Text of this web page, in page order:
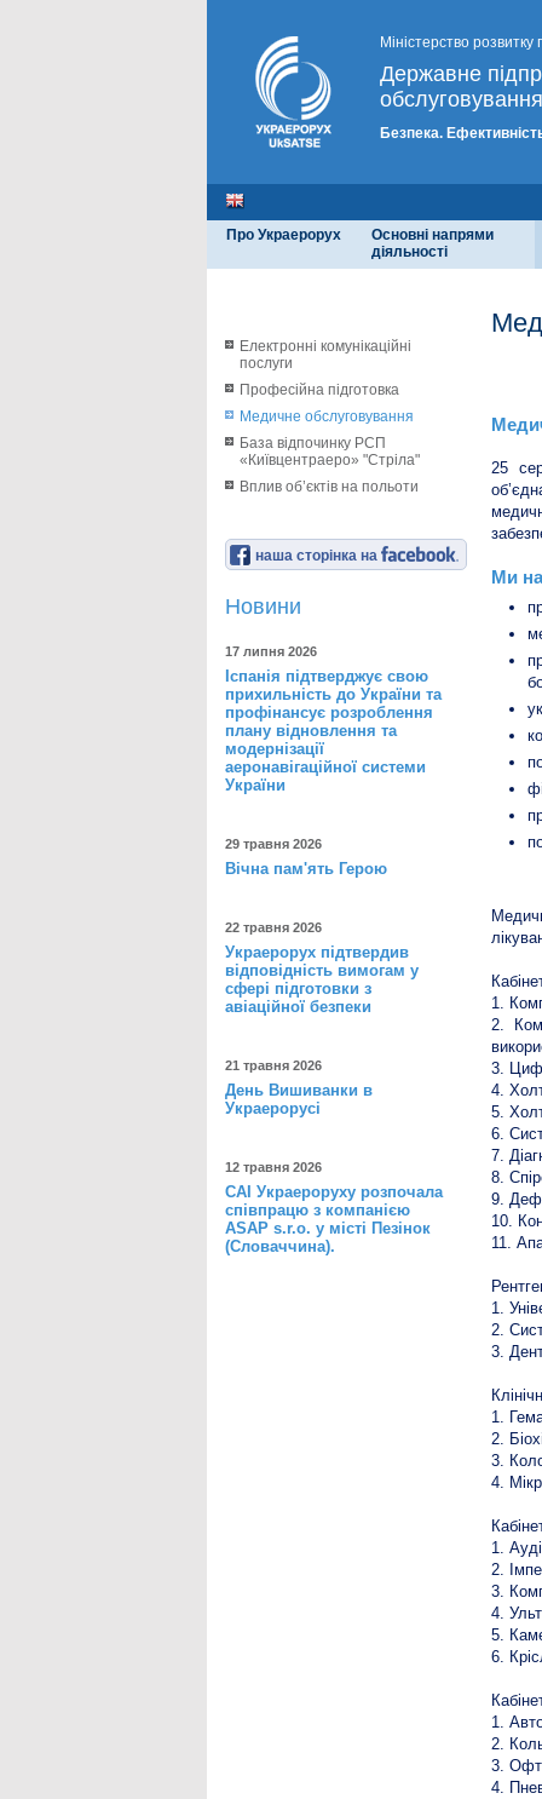
Міністерство
Державне
Безпека.
Про Украерорух
Основні напрями
діяльності
Електронні комунікаційні
послуги
Професійна підготовка
Медичне обслуговування
База відпочинку РСП
«Київцентраеро» "Стріла"
Вплив об’єктів на польоти
наша сторінка на
Новини
17 липня 2026
Іспанія підтверджує свою
прихильність до України та
профінансує розроблення
плану відновлення та
модернізації
аеронавігаційної системи
України
29 травня 2026
Вічна пам'ять Герою
22 травня 2026
Украерорух підтвердив
відповідність вимогам у
сфері підготовки з
авіаційної безпеки
21 травня 2026
День Вишиванки в
Украерорусі
12 травня 2026
САІ Украероруху розпочала
співпрацю з компанією
ASAP s.r.o. у місті Пезінок
(Словаччина).
25
Ми
1.
2.
3.
4.
5.
6.
7.
8.
9.
10.
11.
1.
2.
3.
1.
2.
3.
4.
1.
2.
3.
4.
5.
6.
1.
2.
3.
4.